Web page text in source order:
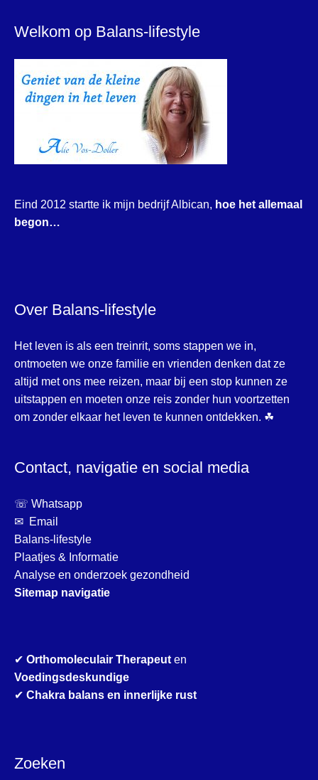
Welkom op Balans-lifestyle
Eind 2012 startte ik mijn bedrijf Albican, hoe het allemaal
begon…
Over Balans-lifestyle
Het leven is als een treinrit, soms stappen we in,
ontmoeten we onze familie en vrienden denken dat ze
altijd met ons mee reizen, maar bij een stop kunnen ze
uitstappen en moeten onze reis zonder hun voortzetten
om zonder elkaar het leven te kunnen ontdekken. ☘
Contact, navigatie en social media
☏ Whatsapp
✉ Email
Balans-lifestyle
Plaatjes & Informatie
Analyse en onderzoek gezondheid
Sitemap navigatie
✔ Orthomoleculair Therapeut en
Voedingsdeskundige
✔ Chakra balans en innerlijke rust
Zoeken